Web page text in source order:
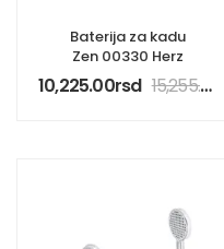
Baterija za kadu
Zen 00330 Herz
10,225.00rsd 15,255.00